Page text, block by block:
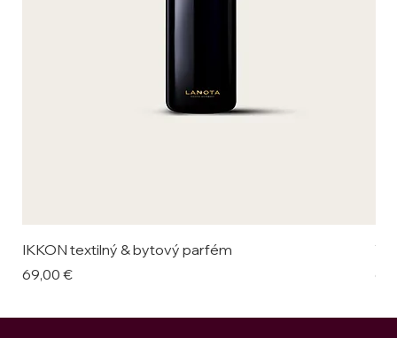
IKKON textilný & bytový parfém
Cena
69,00 €